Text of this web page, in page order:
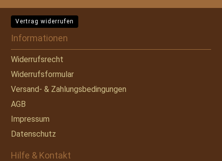
Vertrag widerrufen
Informationen
Widerrufsrecht
Widerrufsformular
Versand- & Zahlungsbedingungen
AGB
Impressum
Datenschutz
Hilfe & Kontakt